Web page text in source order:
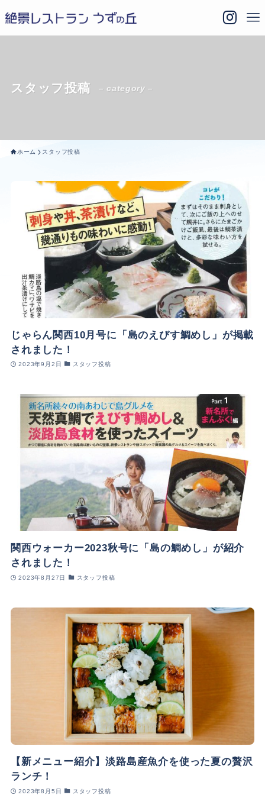
スタッフ投稿 – category –
ホーム スタッフ投稿
じゃらん関西10月号に「島のえびす鯛めし」が掲載
されました！
2023年9月2日 スタッフ投稿
関西ウォーカー2023秋号に「島の鯛めし」が紹介
されました！
2023年8月27日 スタッフ投稿
【新メニュー紹介】淡路島産魚介を使った夏の贅沢
ランチ！
2023年8月5日 スタッフ投稿